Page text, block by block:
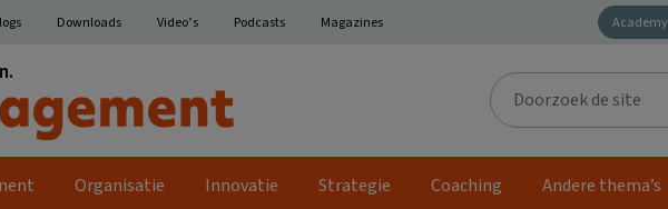
Downloads Video’s Podcasts Magazines Academy
Doorzoek
de
site
Organisatie Innovatie Strategie Coaching Andere thema’s